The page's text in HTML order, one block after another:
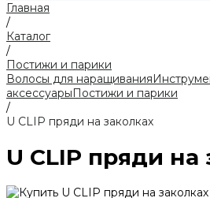
Главная
/
Каталог
/
Постижи и парики
Волосы для наращивания
аксессуарыПостижи и парики
/
U CLIP пряди на заколках
U CLIP пряди на